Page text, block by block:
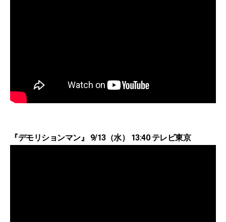
『デモリションマン』 9/13（水） 13:40 テレビ東京